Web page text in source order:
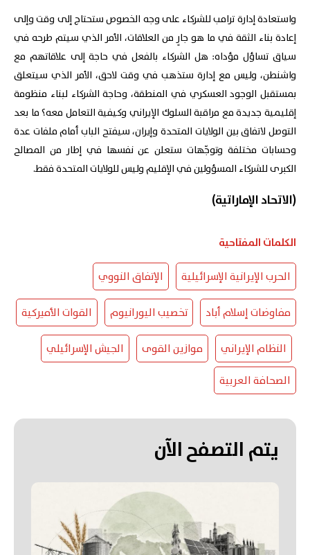
واستعادة إدارة ترامب للشركاء على وجه الخصوص ستحتاج إلى وقت وإلى
إعادة بناء الثقة في ما هو جارٍ من العلاقات، الأمر الذي سيتم طرحه في
سياق تساؤل مؤداه: هل الشركاء بالفعل في حاجة إلى علاقاتهم مع
واشنطن، وليس مع إدارة ستذهب في وقت لاحق، الأمر الذي سيتعلق
بمستقبل الوجود العسكري في المنطقة، وحاجة الشركاء لبناء منظومة
إقليمية جديدة مع مراقبة السلوك الإيراني وكيفية التعامل معه؟ ما بعد
التوصل لاتفاق بين الولايات المتحدة وإيران، سيفتح الباب أمام ملفات عدة
وحسابات مختلفة وتوجّهات ستعلن عن نفسها في إطار من المصالح
الكبرى للشركاء المسؤولين في الإقليم وليس للولايات المتحدة فقط.
(الاتحاد الإماراتية)
الكلمات المفتاحية
الحرب الإيرانية الإسرائيلية الإتفاق النووي
مفاوضات إسلام أباد تخصيب اليورانيوم القوات الأميركية
النظام الإيراني موازين القوى
الجيش الإسرائيلي
الصحافة العربية
يتم التصفح الآن